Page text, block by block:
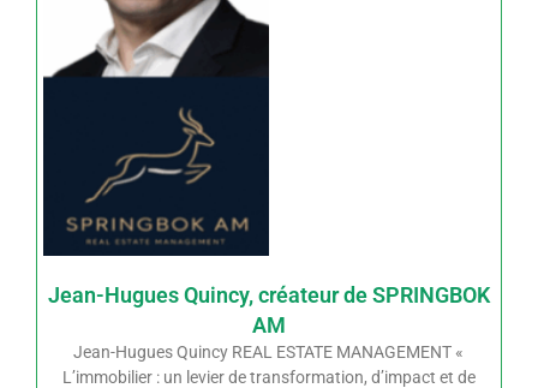
Jean-Hugues Quincy, créateur de SPRINGBOK
AM
Jean-Hugues Quincy REAL ESTATE MANAGEMENT «
L’immobilier : un levier de transformation, d’impact et de